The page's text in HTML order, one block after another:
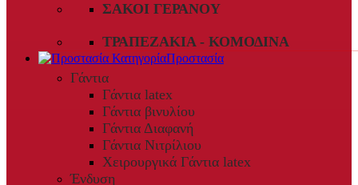
ΣΆΚΟΙ ΓΕΡΑΝΟΎ
ΤΡΑΠΕΖΆΚΙΑ - ΚΟΜΟΔΊΝΑ
Προστασία
Γάντια
Γάντια latex
Γάντια βινυλίου
Γάντια Διαφανή
Γάντια Νιτρίλιου
Χειρουργικά Γάντια latex
Ένδυση